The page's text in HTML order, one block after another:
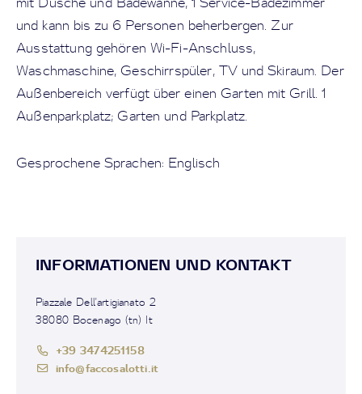
und kann bis zu 6 Personen beherbergen. Zur
Ausstattung gehören Wi-Fi-Anschluss,
Waschmaschine, Geschirrspüler, TV und Skiraum. Der
Außenbereich verfügt über einen Garten mit Grill. 1
Außenparkplatz; Garten und Parkplatz.
Gesprochene Sprachen: Englisch
INFORMATIONEN UND KONTAKT
Piazzale Dell'artigianato 2
38080 Bocenago (tn) It
+39 3474251158
info@faccosalotti.it